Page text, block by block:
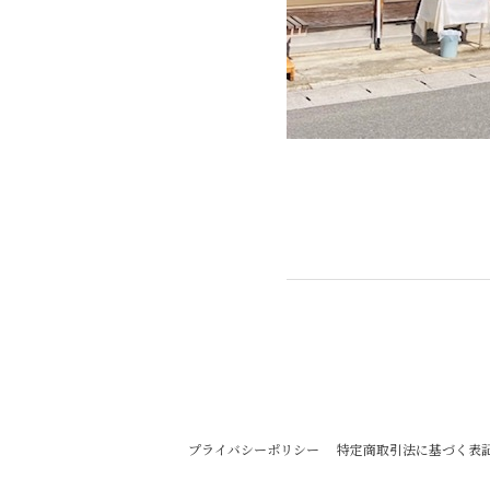
プライバシーポリシー 特定商取引法に基づく表